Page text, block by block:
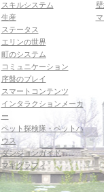
スキルシステム
生産
ステータス
エリンの世界
町のシステム
コミュニケーション
序盤のプレイ
スマートコンテンツ
インタラクションメーカ
ー
ペット探検隊・ペットハ
ウス
ダンジョンガイド
マギグラフィ